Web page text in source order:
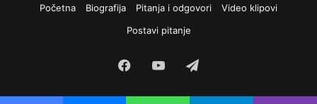
Početna
Biografija Pitanja i odgovori
Video klipovi
Postavi pitanje
FacebookYouTube